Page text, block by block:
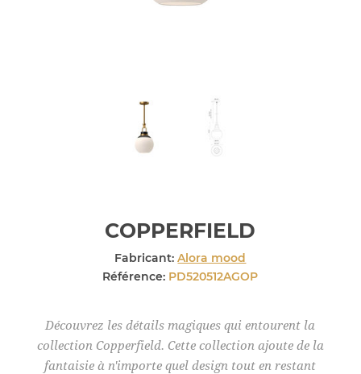
COPPERFIELD
Fabricant: Alora mood
Référence: PD520512AGOP
Découvrez les détails magiques qui entourent la
collection Copperfield. Cette collection ajoute de la
fantaisie à n'importe quel design tout en restant